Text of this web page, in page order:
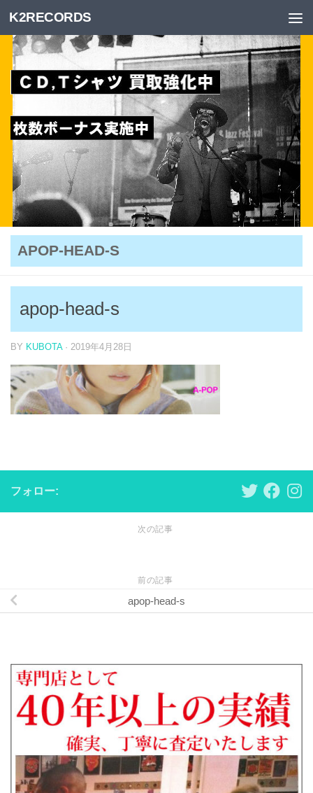
Skip to content
K2RECORDS
APOP-HEAD-S
apop-head-s
BY KUBOTA · 2019年4月28日
フォロー:
次の記事
前の記事
apop-head-s